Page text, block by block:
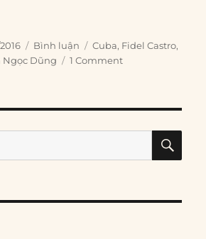
nghèo vì Fidel Castro hay vì Mỹ?”
Categories
Bình luận Tags
Cuba, Fidel Castro,
Ngọc Dũng 1 Comment